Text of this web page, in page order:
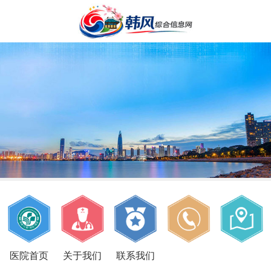
医院首页 关于我们 联系我们